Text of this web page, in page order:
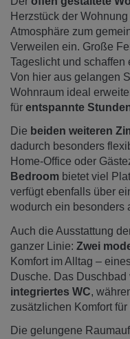
Herzstück der
Atmosphäre zum
Verweilen ein. Große
Tageslicht und
Von hier aus gelangen
Wohnraum ideal
für entspannte
Die beiden weiteren
dadurch besonders
Home-Office oder
Bedroom bietet viel
verfügt ebenfalls über
wodurch ein besonders
Auch die Ausstattung
ganzer Linie: Zwei
Komfort im Alltag –
Dusche. Das
integriertes WC,
zusätzlichen Komfort
Die gelungene